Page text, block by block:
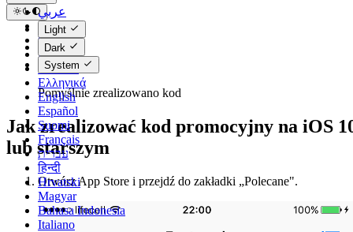
عربي
Català
Čeština
Dansk
Deutsch
Ελληνικά
English
Español
Suomi
Français
עברית
हिन्दी
Hrvatski
Magyar
Bahasa Indonesia
Italiano
Light
Dark
System
Pomyślnie zrealizowano kod
Jak zrealizować kod promocyjny na iOS
lub starszym
Otwórz App Store i przejdź do zakładki „Polecane".